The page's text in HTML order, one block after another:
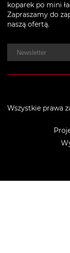
koparek po mini
Zapraszamy do
naszą ofertą.
Wszystkie prawa